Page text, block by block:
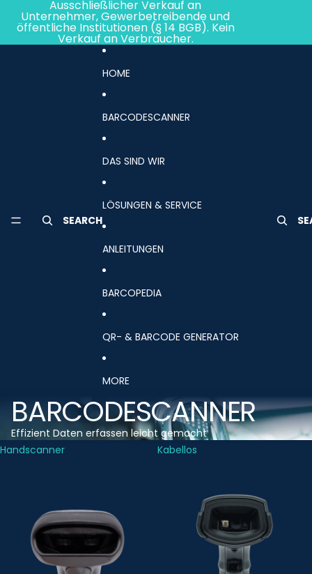
Ausschließlicher Verkauf an
Unternehmer, Gewerbetreibende und
öffentliche Institutionen (§ 14 BGB). Kein
Verkauf an Verbraucher.
SEARCH
HOME
BARCODESCANNER
DAS SIND WIR
LÖSUNGEN & SERVICE
ANLEITUNGEN
BARCOPEDIA
QR- & BARCODE GENERATOR
MORE
BARCODESCANNER
Effizient Daten erfassen leicht gemacht
Handscanner
Kabellos